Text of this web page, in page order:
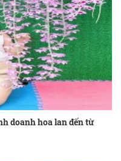
doanh hoa lan đến từ